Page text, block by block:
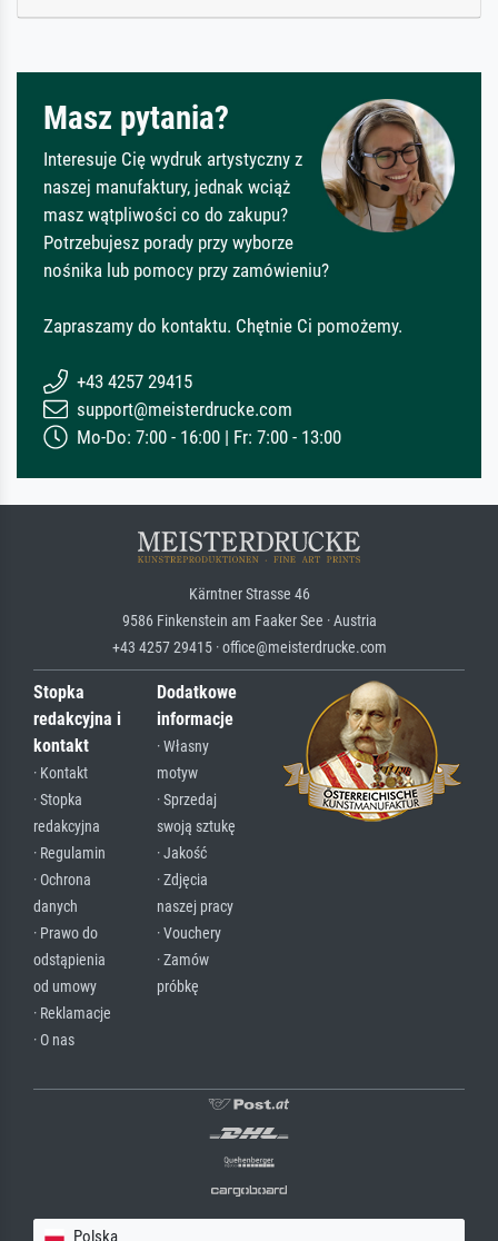
Masz pytania?
Interesuje Cię wydruk artystyczny z
naszej manufaktury, jednak wciąż
masz wątpliwości co do zakupu?
Potrzebujesz porady przy wyborze
nośnika lub pomocy przy zamówieniu?
Zapraszamy do kontaktu. Chętnie Ci pomożemy.
+43 4257 29415
support@meisterdrucke.com
Mo-Do: 7:00 - 16:00 | Fr: 7:00 - 13:00
Kärntner Strasse 46
9586 Finkenstein am Faaker See · Austria
+43 4257 29415 · office@meisterdrucke.com
Stopka
redakcyjna i
kontakt
· Kontakt
· Stopka
redakcyjna
· Regulamin
· Ochrona
danych
· Prawo do
odstąpienia
od umowy
· Reklamacje
· O nas
Dodatkowe
informacje
· Własny
motyw
· Sprzedaj
swoją sztukę
· Jakość
· Zdjęcia
naszej pracy
· Vouchery
· Zamów
próbkę
Polska